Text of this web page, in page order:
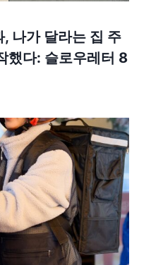
나가 달라는 집 주
했다: 슬로우레터 8